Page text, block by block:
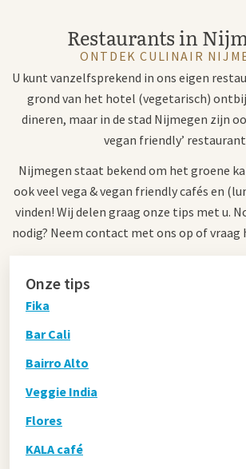
Restaurants in
ONTDEK CULINAIR
U kunt vanzelfsprekend in ons eigen
grond van het hotel (vegetarisch)
dineren, maar in de stad Nijmegen zijn
vegan friendly’
Nijmegen staat bekend om het groene
ook veel vega & vegan friendly cafés en
vinden! Wij delen graag onze tips met u.
nodig? Neem contact met ons op of vraag
Onze tips
Fika
Bar Cali
Bairro Alto
Veggie India
Flores
KALA café